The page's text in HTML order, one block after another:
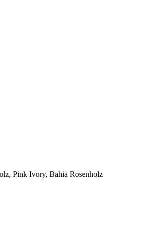
Pink Ivory, Bahia Rosenholz